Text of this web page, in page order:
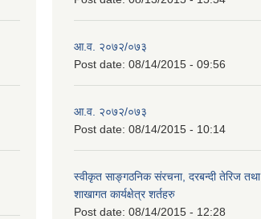
आ.व. २०७२/०७३
Post date: 08/14/2015 - 09:56
आ.व. २०७२/०७३
Post date: 08/14/2015 - 10:14
स्वीकृत साङ्गठनिक संरचना, दरबन्दी तेरिज तथा
शाखागत कार्यक्षेत्र शर्तहरु
Post date: 08/14/2015 - 12:28